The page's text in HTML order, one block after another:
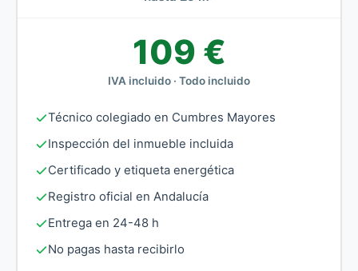
109 €
IVA incluido · Todo incluido
Técnico colegiado en Cumbres Mayores
Inspección del inmueble incluida
Certificado y etiqueta energética
Registro oficial en Andalucía
Entrega en 24-48 h
No pagas hasta recibirlo